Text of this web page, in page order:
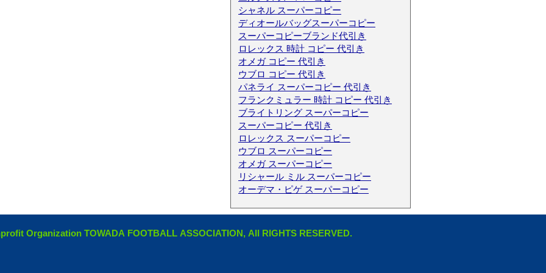
シャネル スーパーコピー
ディオールバッグスーパーコピー
スーパーコピーブランド代引き
ロレックス 時計 コピー 代引き
オメガ コピー 代引き
ウブロ コピー 代引き
パネライ スーパーコピー 代引き
フランクミュラー 時計 コピー 代引き
ブライトリング スーパーコピー
スーパーコピー 代引き
ロレックス スーパーコピー
ウブロ スーパーコピー
オメガ スーパーコピー
リシャール ミル スーパーコピー
オーデマ・ピゲ スーパーコピー
Organization TOWADA FOOTBALL ASSOCIATION, All RIGHTS RESERVED.